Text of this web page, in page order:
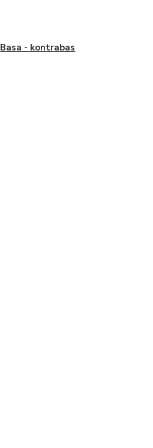
Basa - kontrabas